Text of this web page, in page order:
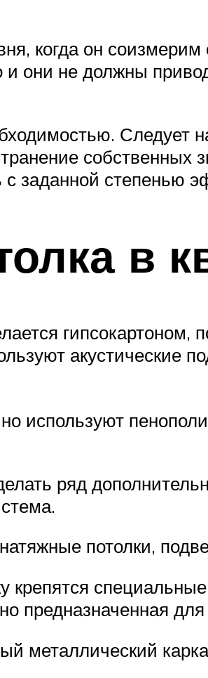
когда он
и они не должны
Следует
собственных
заданной степенью
в
гипсокартоном,
акустические
используют
ряд
потолки,
крепятся
предназначенная
металлический